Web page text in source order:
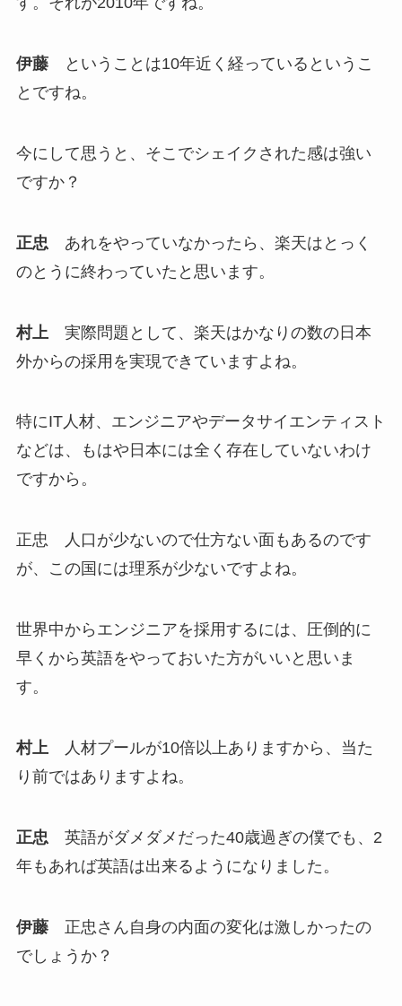
伊藤ということは10年近く経っているというこ
とですね。
今にして思うと、そこでシェイクされた感は強い
ですか？
正忠 あれをやっていなかったら、楽天はとっく
のとうに終わっていたと思います。
村上 実際問題として、楽天はかなりの数の日本
外からの採用を実現できていますよね。
特にIT人材、エンジニアやデータサイエンティスト
などは、もはや日本には全く存在していないわけ
ですから。
正忠 人口が少ないので仕方ない面もあるのです
が、この国には理系が少ないですよね。
世界中からエンジニアを採用するには、圧倒的に
早くから英語をやっておいた方がいいと思いま
す。
村上 人材プールが10倍以上ありますから、当た
り前ではありますよね。
正忠 英語がダメダメだった40歳過ぎの僕でも、2
年もあれば英語は出来るようになりました。
伊藤正忠さん自身の内面の変化は激しかったの
でしょうか？